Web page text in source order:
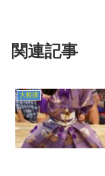
関連記事
大相撲